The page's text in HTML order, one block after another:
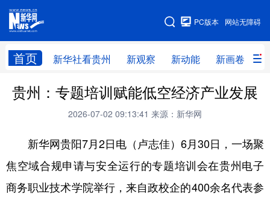
网站无障碍
PC版本
首页 新华社看贵州 新观察 新动能 新画卷
网站地图
新华社看贵州 新观察 新动能 新画卷
贵州领导 人事
专题 访谈 直播 视频
畅游贵州 数字贵州 律动贵州 健康贵州
光影贵州 部门之窗 县区直达 企业速递
贵州：专题培训赋能低空经济产业发展
2026-07-02 09:13:41 来源：新华网
新华网贵阳7月2日电（卢志佳）6月30日，一场聚
焦空域合规申请与安全运行的专题培训会在贵州电子
商务职业技术学院举行，来自政校企的400余名代表参